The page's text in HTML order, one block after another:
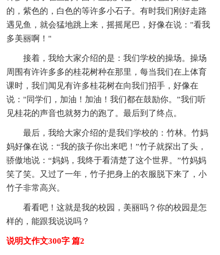
的，紫色的，白色的等许多小石子。有时我们刚好走路
遇见鱼，就会猛地跳上来，摇摇尾巴，好像在说："看我
多美丽啊！"
接着，我给大家介绍的是：我们学校的操场。操场
周围有许许多多的桂花树种在那里，每当我们在上体育
课时，我们闻见有许多桂花树在向我们招手，好像在
说："同学们，加油！加油！我们都在鼓励你。”我们听
见桂花的声音也就努力的跑了。最后到了终点。
最后，我给大家介绍的'是我们学校的：竹林。竹妈
妈好像在说：“我的孩子你出来吧！”竹子就探出了头，
骄傲地说：“妈妈，我终于看清楚了这个世界。”竹妈妈
笑了笑。又过了一年，竹子把身上的衣服脱下来了，小
竹子非常高兴。
看看吧！这就是我的校园，美丽吗？你的校园是怎
样的，能跟我说说吗？
说明文作文300字 篇2